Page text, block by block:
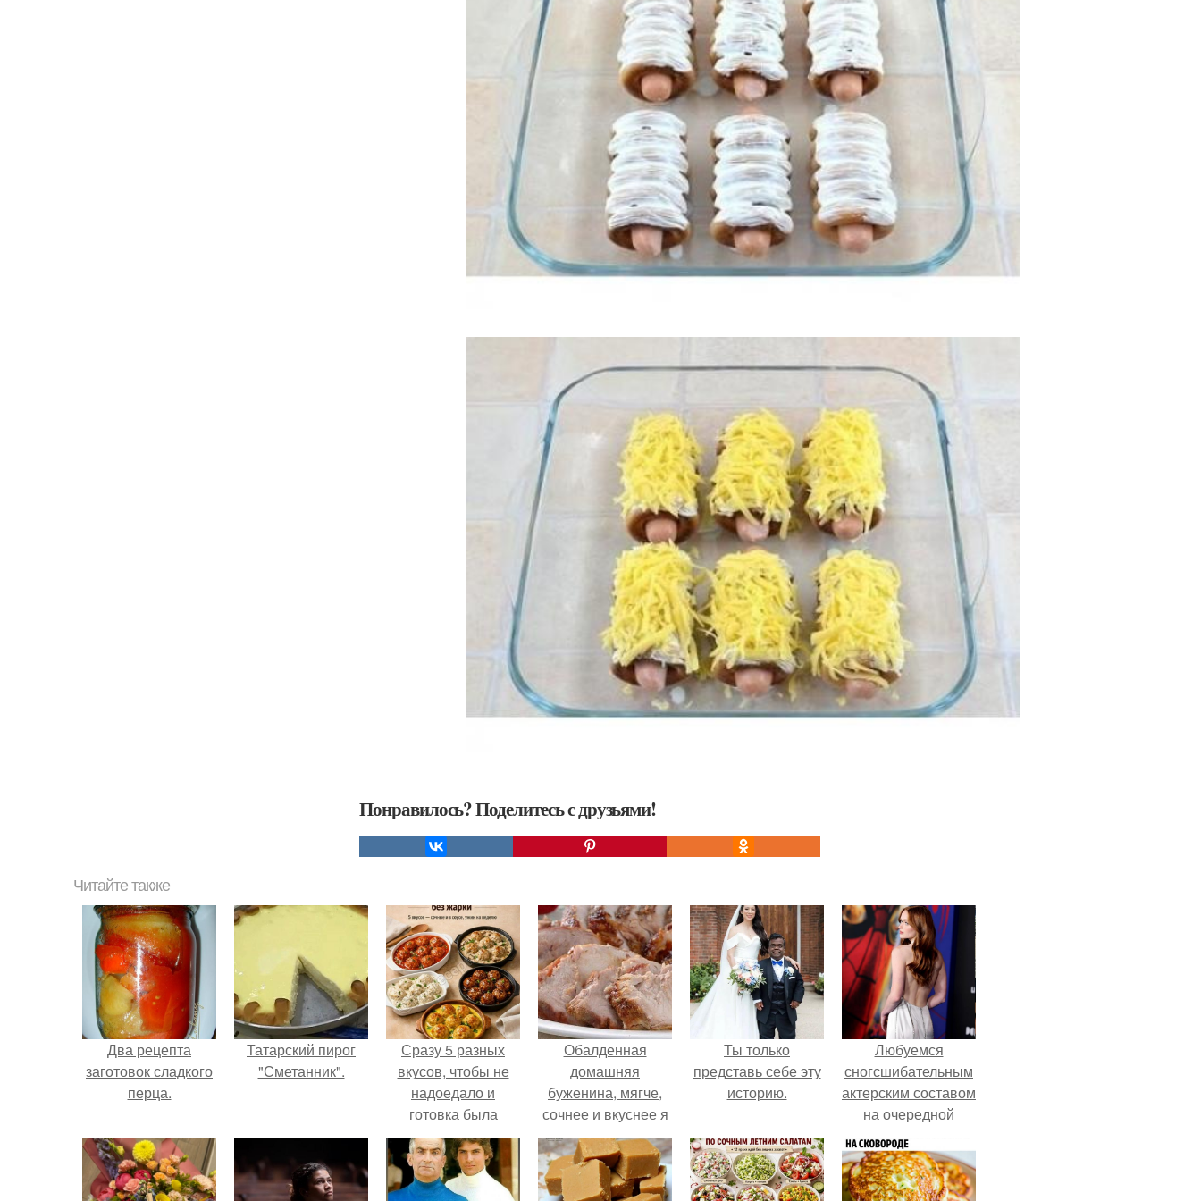
Понравилось? Поделитесь с друзьями!
Читайте также
Два рецепта
заготовок сладкого
перца.
Татарский пирог
"Сметанник".
Сразу 5 разных
вкусов, чтобы не
надоедало и
готовка была
проще.
Обалденная
домашняя
буженина, мягче,
сочнее и вкуснее я
не ела!
Ты только
представь себе эту
историю.
Любуемся
сногсшибательным
актерским составом
на очередной
премьере нового
человека - паука.